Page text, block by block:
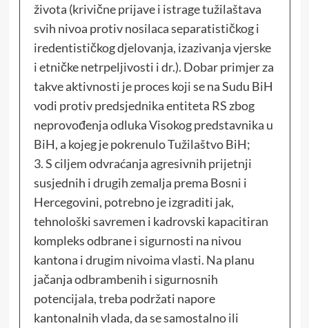
života (krivične prijave i istrage tužilaštava
svih nivoa protiv nosilaca separatističkog i
iredentističkog djelovanja, izazivanja vjerske
i etničke netrpeljivosti i dr.). Dobar primjer za
takve aktivnosti je proces koji se na Sudu BiH
vodi protiv predsjednika entiteta RS zbog
neprovođenja odluka Visokog predstavnika u
BiH, a kojeg je pokrenulo Tužilaštvo BiH;
3. S ciljem odvraćanja agresivnih prijetnji
susjednih i drugih zemalja prema Bosni i
Hercegovini, potrebno je izgraditi jak,
tehnološki savremen i kadrovski kapacitiran
kompleks odbrane i sigurnosti na nivou
kantona i drugim nivoima vlasti. Na planu
jačanja odbrambenih i sigurnosnih
potencijala, treba podržati napore
kantonalnih vlada, da se samostalno ili